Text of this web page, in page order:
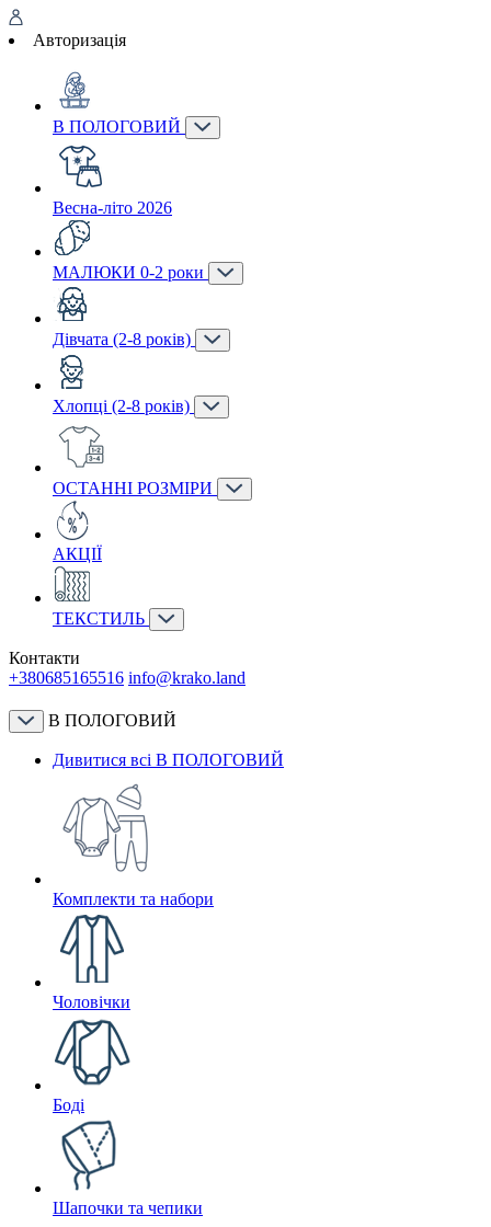
Авторизація
В ПОЛОГОВИЙ
Весна-літо 2026
МАЛЮКИ 0-2 роки
Дівчата (2-8 років)
Хлопці (2-8 років)
ОСТАННІ РОЗМІРИ
АКЦІЇ
ТЕКСТИЛЬ
Контакти
+380685165516 info@krako.land
В ПОЛОГОВИЙ
Дивитися всі В ПОЛОГОВИЙ
Комплекти та набори
Чоловічки
Боді
Шапочки та чепики